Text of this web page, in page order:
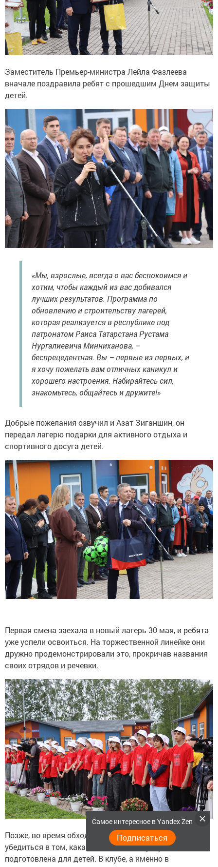
Заместитель Премьер-министра Лейла Фазлеева
вначале поздравила ребят с прошедшим Днем защиты
детей.
«Мы, взрослые, всегда о вас беспокоимся и
хотим, чтобы каждый из вас добивался
лучших результатов. Программа по
обновлению и строительству лагерей,
которая реализуется в республике под
патронатом Раиса Татарстана Рустама
Нургалиевича Минниханова, –
беспрецедентная. Вы – первые из первых, и
я хочу пожелать вам отличных каникул и
хорошего настроения. Набирайтесь сил,
знакомьтесь, общайтесь и дружите!»
Добрые пожелания озвучил и Азат Зиганшин, он
передал лагерю подарки для активного отдыха и
спортивного досуга детей.
Первая смена заехала в новый лагерь 30 мая, и ребята
уже успели освоиться. На торжественной линейке они
дружно продемонстрировали это, прокричав названия
своих отрядов и речевки.
Позже, во время обхода корпусов, гости смогли лично
убедиться в том, какая насыщенная программа
подготовлена для детей. В клубе, а именно в
Самое интересное в Yandex Zen
Подписаться